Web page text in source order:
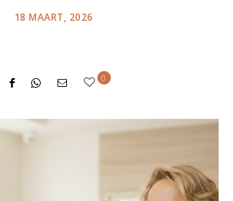
POSTED
18 MAART, 2026
0